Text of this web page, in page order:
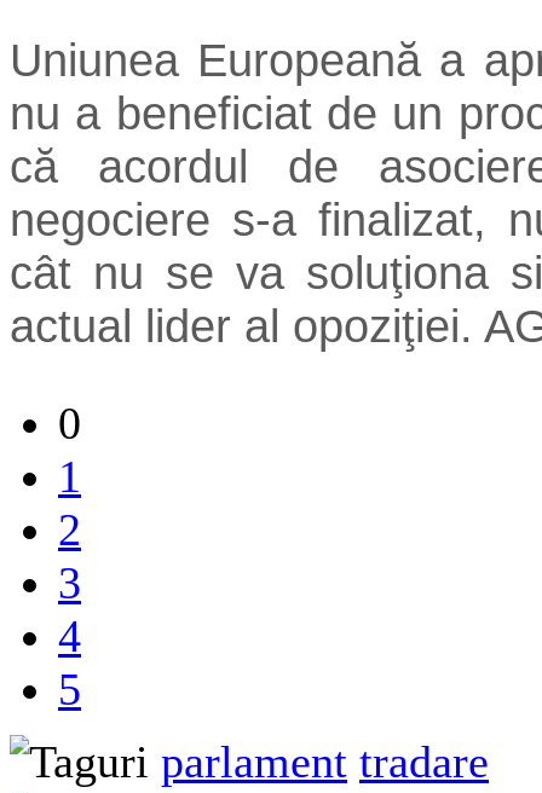
Uniunea Europeană a
nu a beneficiat de un
că acordul de
negociere s-a finalizat,
cât nu se va soluţiona
actual lider al opoziţiei.
0
1
2
3
4
5
parlament tradare